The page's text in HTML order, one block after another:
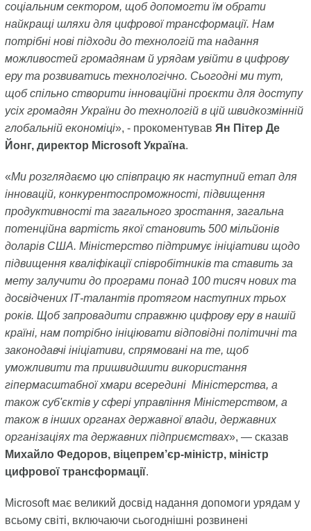
соціальним сектором, щоб допомогти їм обрати
найкращі шляхи для цифрової трансформації. Нам
потрібні нові підходи до технологій та надання
можливостей громадянам й урядам увійти в цифрову
еру та розвиватись технологічно. Сьогодні ми тут,
щоб спільно створити інноваційні проєкти для доступу
усіх громадян України до технологій в цій швидкозмінній
глобальній економіці», - прокоментував Ян Пітер Де
Йонг, директор Microsoft Україна.
«Ми розглядаємо цю співпрацю як наступний етап для
інновацій, конкурентоспроможності, підвищення
продуктивності та загального зростання, загальна
потенційна вартість якої становить 500 мільйонів
доларів США. Міністерство підтримує ініціативи щодо
підвищення кваліфікації співробітників та ставить за
мету залучити до програми понад 100 тисяч нових та
досвідчених ІТ-талантів протягом наступних трьох
років. Щоб запровадити справжню цифрову еру в нашій
країні, нам потрібно ініціювати відповідні політичні та
законодавчі ініціативи, спрямовані на те, щоб
уможливити та пришвидшити використання
гіпермасштабної хмари всередині Міністерства, а
також суб'єктів у сфері управління Міністерством, а
також в інших органах державної влади, державних
організаціях та державних підприємствах», — сказав
Михайло Федоров, віцепрем’єр-міністр, міністр
цифрової трансформації.
Microsoft має великий досвід надання допомоги урядам у
всьому світі, включаючи сьогоднішні розвинені